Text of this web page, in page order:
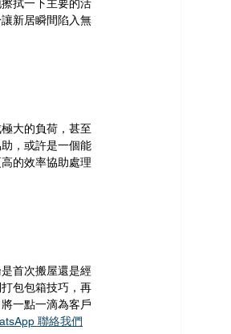
拭一下主要的活
新居瞬間陷入無
大的負荷，甚至
，或許是一個能
的效率協助處理
首次搬屋還是經
包包箱技巧，再
一點一滴為客戶
聯絡我們